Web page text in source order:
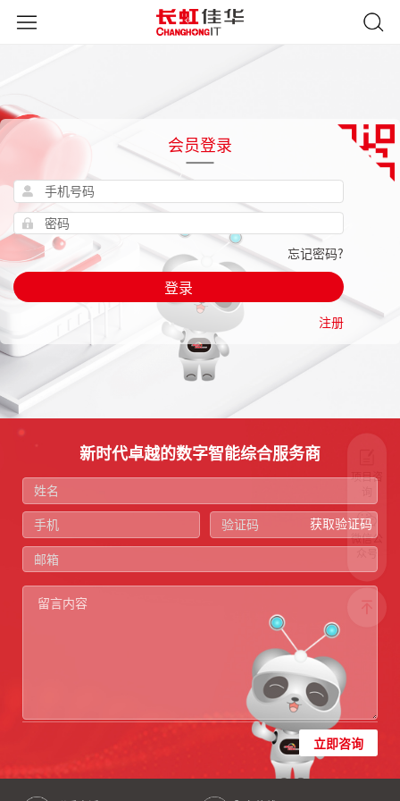
会员登录
忘记密码?
登录
注册
项目咨
微信公
众号
新时代卓越的数字智能综合服务商
获取验证码
立即咨询